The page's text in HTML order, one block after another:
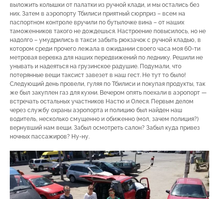
выложить колышки от палатки из ручной клади, и мы остались без
них. Затем в аэропорту Тбилиси приятный сюрприз – всем на
паспортном контроле вручили по бутылочке вина – от наших
таможенников такого не дождешься. Настроение повысилось, но не
надолго – умудрились в такси забыть рюкзачок с ручной кладью, в
котором среди прочего лежала в ожидании своего часа моя 60-ти
метровая веревка для наших передвижений по леднику. Решили не
унывать и надеяться на грузинское радушие. Подумали, что
потерянные вещи таксист завезет в наш гест. Не тут то было!
Следующий день провели, гуляя по Тбилиси и покупая продукты, так
же был закуплен газ для кухни. Вечером опять поехали в аэропорт —
встречать остальных участников Настю и Олеся. Первым делом
через службу охраны аэропорта и полицию был найден наш
водитель, несколько смущенно и обиженно (мол, зачем полиция?)
вернувший нам вещи. Забыл осмотреть салон? Забыл куда привез
ночных пассажиров? Ну-ну.